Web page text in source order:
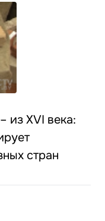
из XVI века:
стран